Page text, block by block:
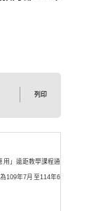
列印
用」遠距教學課程通
109年7月至114年6